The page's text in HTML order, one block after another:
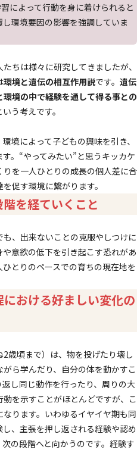
によって行動を身に着けられると
環境要因の影響を強調していま
ちは様々に研究してきましたが、
環境と遺伝の相互作用説です。 遺伝
境の中で経験を通して得る事との
いう考えです。
境によって子どもの興味を引き、
。“やってみたい”と思うキッカケ
を一人ひとりの成長の個人差に合
促す環境に繋がります。
を経ていくこと
、出来ないことの克服やしつけに
意欲の低下を引き起こす恐れがあ
とりのペースでの育ちの現在地を
おける好ましい変化の
歳頃まで）は、物を投げたり壊し
ら学んだり、自分の体を動かすこ
し同じ動作を行ったり、周りの大
を示すことがほとんどですが、こ
ります。いわゆるイヤイヤ期も同
、主張を押し返される経験や認め
の段階へと向かうのです。経験す